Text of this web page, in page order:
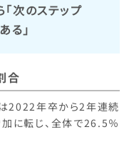
次のステップ
る」
合
2022年卒から2年連続
に転じ、全体で26.5％